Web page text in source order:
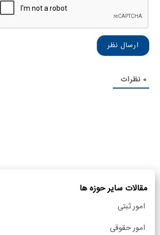
0 نظرات
مقالات سایر حوزه ها
امور ثبتی
امور حقوقی